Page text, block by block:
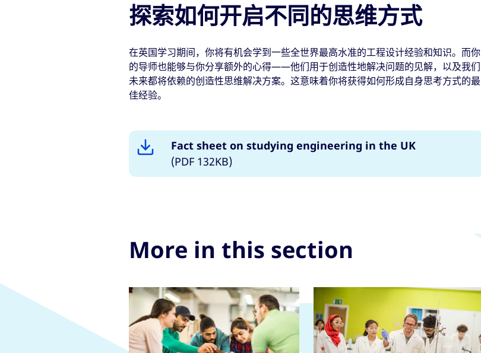
探索如何开启不同的思维方式
在英国学习期间，你将有机会学到一些全世界最高水准的工程设计经验和知识。而你
的导师也能够与你分享额外的心得——他们用于创造性地解决问题的见解，以及我们
未来都将依赖的创造性思维解决方案。这意味着你将获得如何形成自身思考方式的最
佳经验。
Fact sheet on studying engineering in the UK
(PDF 132KB)
More in this section